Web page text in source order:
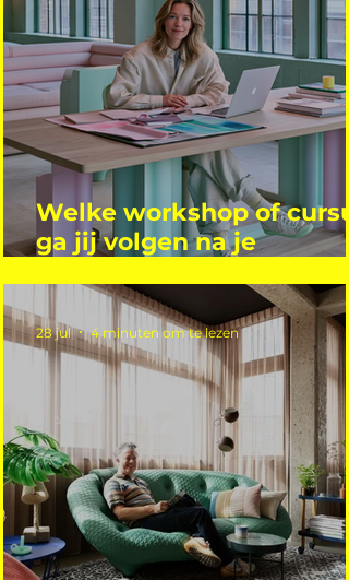
Welke workshop of
ga jij volgen na je
28 jul 4 minuten om te lezen